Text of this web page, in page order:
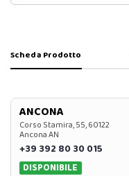
Scheda Prodotto
ANCONA
Corso Stamira, 55, 60122
Ancona AN
+39 392 80 30 015
DISPONIBILE